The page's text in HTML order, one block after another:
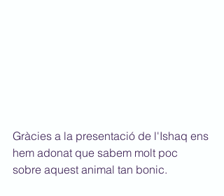
Gràcies a la presentació de l'Ishaq ens
hem adonat que sabem molt poc
sobre aquest animal tan bonic.